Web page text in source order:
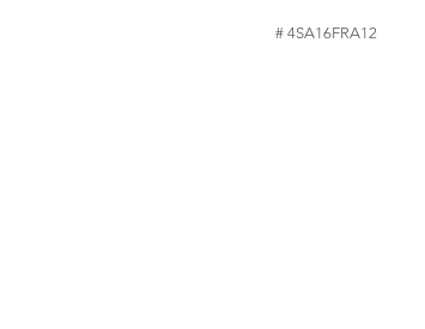
# 4SA16FRA12